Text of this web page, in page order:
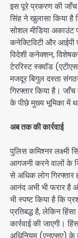
इस पूरे प्रकरण की जाँच
सिंह ने खुलासा किया
सोशल मीडिया अकाउंट
कनेक्टिविटी और आईपी
विदेशी कनेक्शन,
टेररिस्ट स्क्वॉड
मजदूर बिगुल दस्ता
गिरफ्तार किया है।
के पीछे मुख्य भूमिका में
अब तक की कार्रवाई
पुलिस कमिश्नर लक्ष्मी
आगजनी करने वालों के
से अधिक लोग गिरफ्तार
आनंद अभी भी फरार है
भी स्पष्ट किया है कि
प्रतिबद्ध है, लेकिन
कार्रवाई की जाएगी।